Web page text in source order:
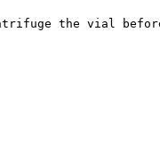
the vial